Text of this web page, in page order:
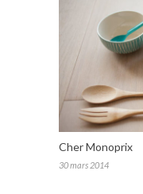
Cher Monoprix
30 mars 2014